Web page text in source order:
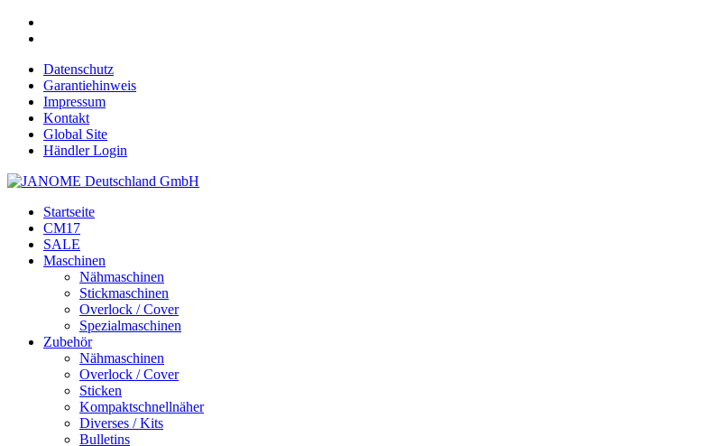
Datenschutz
Garantiehinweis
Impressum
Kontakt
Global Site
Händler Login
Startseite
CM17
SALE
Maschinen
Nähmaschinen
Stickmaschinen
Overlock / Cover
Spezialmaschinen
Zubehör
Nähmaschinen
Overlock / Cover
Sticken
Kompaktschnellnäher
Diverses / Kits
Bulletins